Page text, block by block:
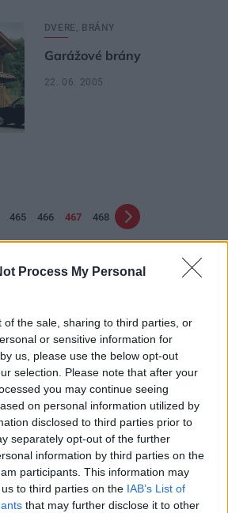
Process My Personal
of the sale, sharing to third parties, or
or sensitive information for
us, please use the below opt-out
selection. Please note that after your
you may continue seeing
on personal information utilized by
disclosed to third parties prior to
separately opt-out of the further
information by third parties on the
participants. This information may
to third parties on the IAB’s List of
that may further disclose it to other
DVERE, BRÁNY
Garážové brány
22. 06. 2005
465 466 467 468
Za týždeň Za mesiac
dôležité
úsporné stavby na
komunikačný priestor